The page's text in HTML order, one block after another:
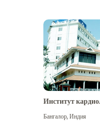
Институт
Бангалор,Индия